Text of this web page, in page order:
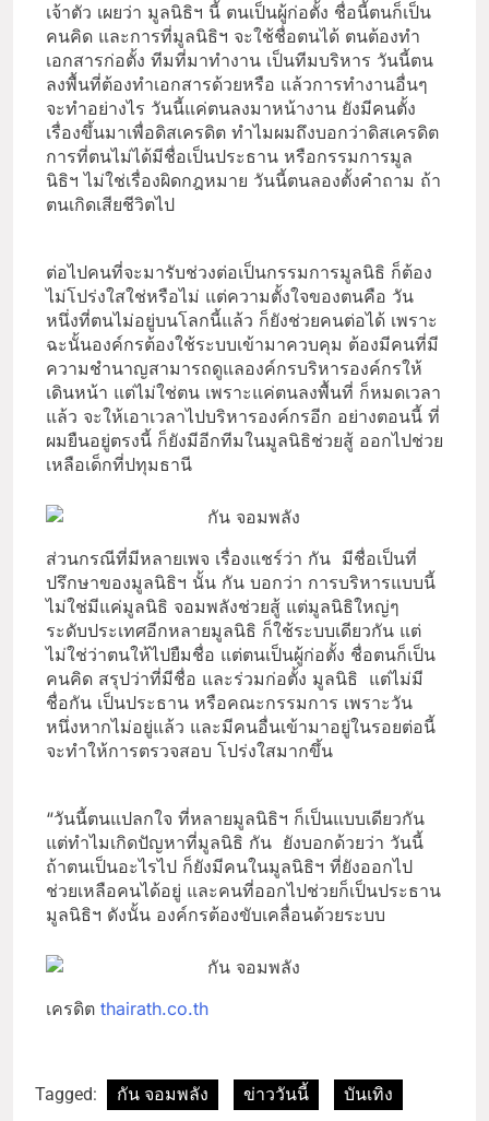
เจ้าตัว เผยว่า มูลนิธิฯ นี้ ตนเป็นผู้ก่อตั้ง ชื่อนี้ตนก็เป็น
คนคิด และการที่มูลนิธิฯ จะใช้ชื่อตนได้ ตนต้องทำ
เอกสารก่อตั้ง ทีมที่มาทำงาน เป็นทีมบริหาร วันนี้ตน
ลงพื้นที่ต้องทำเอกสารด้วยหรือ แล้วการทำงานอื่นๆ
จะทำอย่างไร วันนี้แค่ตนลงมาหน้างาน ยังมีคนตั้ง
เรื่องขึ้นมาเพื่อดิสเครดิต ทำไมผมถึงบอกว่าดิสเครดิต
การที่ตนไม่ได้มีชื่อเป็นประธาน หรือกรรมการมูล
นิธิฯ ไม่ใช่เรื่องผิดกฎหมาย วันนี้ตนลองตั้งคำถาม ถ้า
ตนเกิดเสียชีวิตไป
ต่อไปคนที่จะมารับช่วงต่อเป็นกรรมการมูลนิธิ ก็ต้อง
ไม่โปร่งใสใช่หรือไม่ แต่ความตั้งใจของตนคือ วัน
หนึ่งที่ตนไม่อยู่บนโลกนี้แล้ว ก็ยังช่วยคนต่อได้ เพราะ
ฉะนั้นองค์กรต้องใช้ระบบเข้ามาควบคุม ต้องมีคนที่มี
ความชำนาญสามารถดูแลองค์กรบริหารองค์กรให้
เดินหน้า แต่ไม่ใช่ตน เพราะแค่ตนลงพื้นที่ ก็หมดเวลา
แล้ว จะให้เอาเวลาไปบริหารองค์กรอีก อย่างตอนนี้ ที่
ผมยืนอยู่ตรงนี้ ก็ยังมีอีกทีมในมูลนิธิช่วยสู้ ออกไปช่วย
เหลือเด็กที่ปทุมธานี
ส่วนกรณีที่มีหลายเพจ เรื่องแชร์ว่า กัน มีชื่อเป็นที่
ปรึกษาของมูลนิธิฯ นั้น กัน บอกว่า การบริหารแบบนี้
ไม่ใช่มีแค่มูลนิธิ จอมพลังช่วยสู้ แต่มูลนิธิใหญ่ๆ
ระดับประเทศอีกหลายมูลนิธิ ก็ใช้ระบบเดียวกัน แต่
ไม่ใช่ว่าตนให้ไปยืมชื่อ แต่ตนเป็นผู้ก่อตั้ง ชื่อตนก็เป็น
คนคิด สรุปว่าที่มีชื่อ และร่วมก่อตั้ง มูลนิธิ แต่ไม่มี
ชื่อกัน เป็นประธาน หรือคณะกรรมการ เพราะวัน
หนึ่งหากไม่อยู่แล้ว และมีคนอื่นเข้ามาอยู่ในรอยต่อนี้
จะทำให้การตรวจสอบ โปร่งใสมากขึ้น
“วันนี้ตนแปลกใจ ที่หลายมูลนิธิฯ ก็เป็นแบบเดียวกัน
แต่ทำไมเกิดปัญหาที่มูลนิธิ กัน ยังบอกด้วยว่า วันนี้
ถ้าตนเป็นอะไรไป ก็ยังมีคนในมูลนิธิฯ ที่ยังออกไป
ช่วยเหลือคนได้อยู่ และคนที่ออกไปช่วยก็เป็นประธาน
มูลนิธิฯ ดังนั้น องค์กรต้องขับเคลื่อนด้วยระบบ
เครดิต thairath.co.th
Tagged: กัน จอมพลัง ข่าววันนี้ บันเทิง